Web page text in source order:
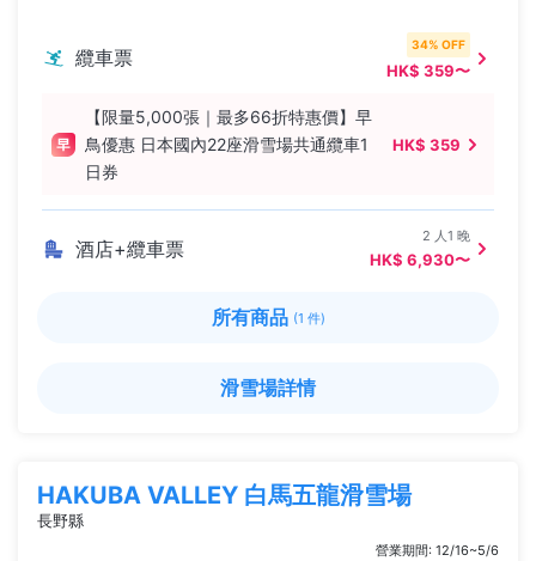
纜車票
34% OFF
HK$ 359〜
【限量5,000張｜最多66折特惠價】早
鳥優惠 日本國內22座滑雪場共通纜車1
日券
HK$ 359
酒店+纜車票
2 人1 晚
HK$ 6,930〜
所有商品 (1 件)
滑雪場詳情
HAKUBA VALLEY 白馬五龍滑雪場
長野縣
營業期間: 12/16~5/6